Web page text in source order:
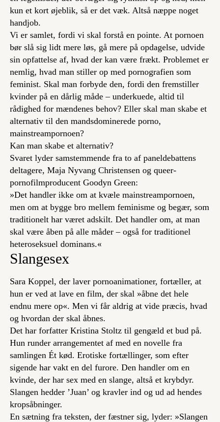
kun et kort øjeblik, så er det væk. Altså næppe noget
handjob.
Vi er samlet, fordi vi skal forstå en pointe. At pornoen
bør slå sig lidt mere løs, gå mere på opdagelse, udvide
sin opfattelse af, hvad der kan være frækt. Problemet er
nemlig, hvad man stiller op med pornografien som
feminist. Skal man forbyde den, fordi den fremstiller
kvinder på en dårlig måde – underkuede, altid til
rådighed for mændenes behov? Eller skal man skabe et
alternativ til den mandsdominerede porno,
mainstreampornoen?
Kan man skabe et alternativ?
Svaret lyder samstemmende fra to af paneldebattens
deltagere, Maja Nyvang Christensen og queer-
pornofilmproducent Goodyn Green:
»Det handler ikke om at kvæle mainstreampornoen,
men om at bygge bro mellem feminisme og begær, som
traditionelt har været adskilt. Det handler om, at man
skal være åben på alle måder – også for traditionel
heteroseksuel dominans.«
Slangesex
Sara Koppel, der laver pornoanimationer, fortæller, at
hun er ved at lave en film, der skal »åbne det hele
endnu mere op«. Men vi får aldrig at vide præcis, hvad
og hvordan der skal åbnes.
Det har forfatter Kristina Stoltz til gengæld et bud på.
Hun runder arrangementet af med en novelle fra
samlingen Ét kød. Erotiske fortællinger, som efter
sigende har vakt en del furore. Den handler om en
kvinde, der har sex med en slange, altså et krybdyr.
Slangen hedder ’Juan’ og kravler ind og ud ad hendes
kropsåbninger.
En sætning fra teksten, der fæstner sig, lyder: »Slangen